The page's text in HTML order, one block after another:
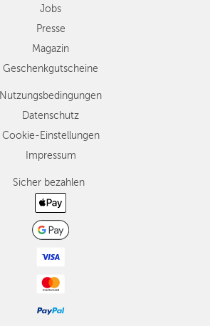
Jobs
Presse
Magazin
Geschenkgutscheine
Nutzungsbedingungen
Datenschutz
Cookie-Einstellungen
Impressum
Sicher bezahlen